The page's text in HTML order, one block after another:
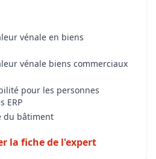
vénale en biens
vénale biens commerciaux
pour les personnes
ERP
du bâtiment
la fiche de l'expert